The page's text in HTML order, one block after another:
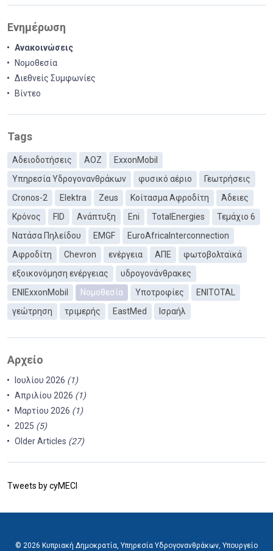
Ενημέρωση
Ανακοινώσεις
Νομοθεσία
Διεθνείς Συμφωνίες
Βίντεο
Tags
Αδειοδοτήσεις ΑΟΖ
ExxonMobil
Υπηρεσία Υδρογονανθράκων
φυσικό αέριο
Γεωτρήσεις
Cronos-2
Elektra Zeus Κοίτασμα Αφροδίτη
Άδειες
Κρόνος
FID Ανάπτυξη Eni TotalEnergies
Τεμάχιο 6
Νατάσα Πηλείδου
EMGF
EuroAfricaInterconnection
Αφροδίτη
Chevron ενέργεια ΑΠΕ
φωτοβολταϊκά
εξοικονόμηση ενέργειας
υδρογονάνθρακες
ΕΝΙExxonMobil
Νομοθεσία Υποτροφίες
ENITOTAL
γεώτρηση
τριμερής EastMed Ισραήλ
Αρχείο
Ιουλίου 2026 (1)
Απριλίου 2026 (1)
Μαρτίου 2026 (1)
2025 (5)
Older Articles (27)
Tweets by cyMECI
© 2026 Κυπριακή Δημοκρατία, Υπηρεσία Υδρογονανθράκων, Υπουργείο